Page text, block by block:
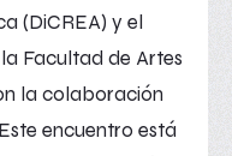
(DiCREA) y el
Facultad de Artes
la colaboración
encuentro está